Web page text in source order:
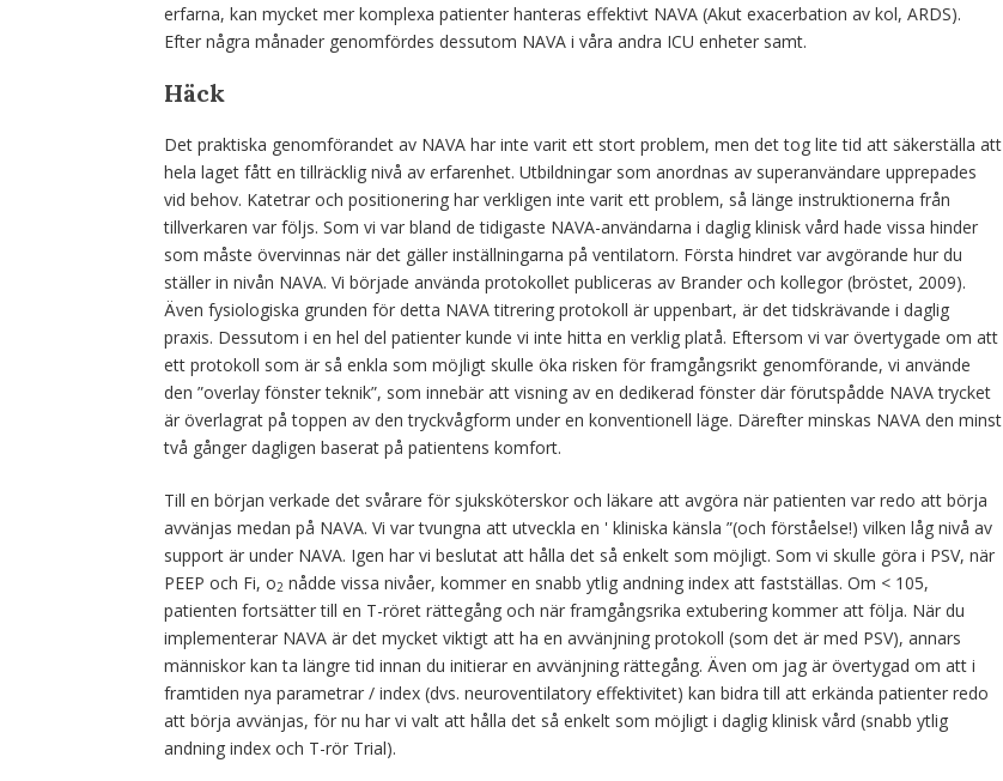
erfarna, kan mycket mer komplexa patienter hanteras effektivt NAVA (Akut exacerbation av kol, ARDS).
Efter några månader genomfördes dessutom NAVA i våra andra ICU enheter samt.
Häck
Det praktiska genomförandet av NAVA har inte varit ett stort problem, men det tog lite tid att säkerställa att
hela laget fått en tillräcklig nivå av erfarenhet. Utbildningar som anordnas av superanvändare upprepades
vid behov. Katetrar och positionering har verkligen inte varit ett problem, så länge instruktionerna från
tillverkaren var följs. Som vi var bland de tidigaste NAVA-användarna i daglig klinisk vård hade vissa hinder
som måste övervinnas när det gäller inställningarna på ventilatorn. Första hindret var avgörande hur du
ställer in nivån NAVA. Vi började använda protokollet publiceras av Brander och kollegor (bröstet, 2009).
Även fysiologiska grunden för detta NAVA titrering protokoll är uppenbart, är det tidskrävande i daglig
praxis. Dessutom i en hel del patienter kunde vi inte hitta en verklig platå. Eftersom vi var övertygade om att
ett protokoll som är så enkla som möjligt skulle öka risken för framgångsrikt genomförande, vi använde
den ”overlay fönster teknik”, som innebär att visning av en dedikerad fönster där förutspådde NAVA trycket
är överlagrat på toppen av den tryckvågform under en konventionell läge. Därefter minskas NAVA den minst
två gånger dagligen baserat på patientens komfort.
Till en början verkade det svårare för sjuksköterskor och läkare att avgöra när patienten var redo att börja
avvänjas medan på NAVA. Vi var tvungna att utveckla en ' kliniska känsla ”(och förståelse!) vilken låg nivå av
support är under NAVA. Igen har vi beslutat att hålla det så enkelt som möjligt. Som vi skulle göra i PSV, när
PEEP och Fi, o2 nådde vissa nivåer, kommer en snabb ytlig andning index att fastställas. Om < 105,
patienten fortsätter till en T-röret rättegång och när framgångsrika extubering kommer att följa. När du
implementerar NAVA är det mycket viktigt att ha en avvänjning protokoll (som det är med PSV), annars
människor kan ta längre tid innan du initierar en avvänjning rättegång. Även om jag är övertygad om att i
framtiden nya parametrar / index (dvs. neuroventilatory effektivitet) kan bidra till att erkända patienter redo
att börja avvänjas, för nu har vi valt att hålla det så enkelt som möjligt i daglig klinisk vård (snabb ytlig
andning index och T-rör Trial).